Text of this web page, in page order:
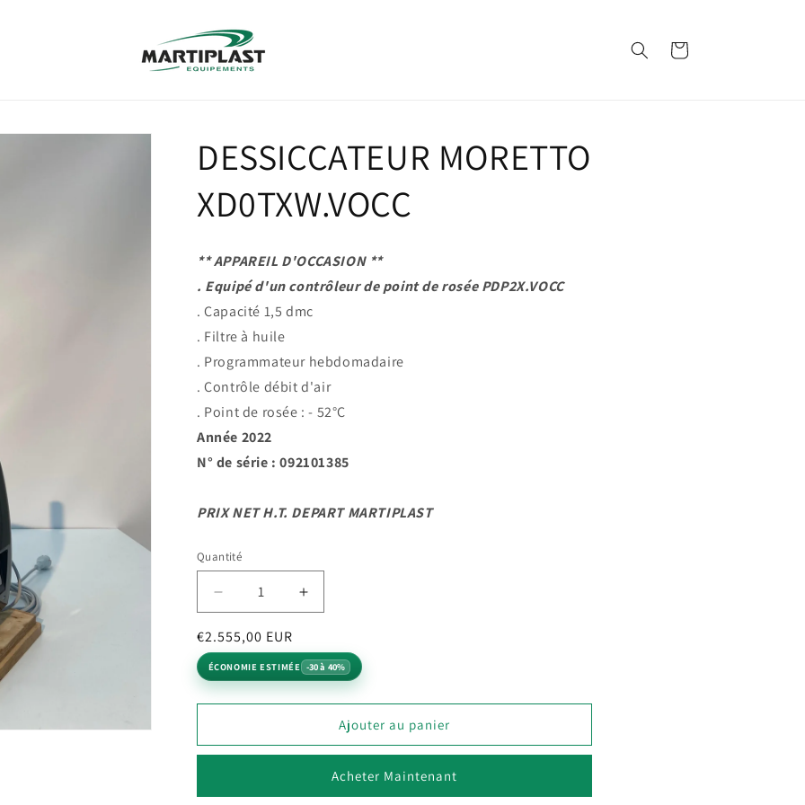
Panier
DESSICCATEUR MORETTO
XD0TXW.VOCC
** APPAREIL D'OCCASION **
. Equipé d'un contrôleur de point de rosée PDP2X.VOCC
. Capacité 1,5 dmc
. Filtre à huile
. Programmateur hebdomadaire
. Contrôle débit d'air
. Point de rosée : - 52°C
Année 2022
N° de série : 092101385
PRIX NET H.T. DEPART MARTIPLAST
Quantité
Quantité
Réduire
la
quantité
de
DESSICCATEUR
MORETTO
Augmenter
la
de
DESSICCATEUR
MORETTO
Prix
habituel
Prix
promotionnel
€2.555,00 EUR
ÉCONOMIE ESTIMÉE -30 à 40%
Ajouter au panier
Acheter Maintenant